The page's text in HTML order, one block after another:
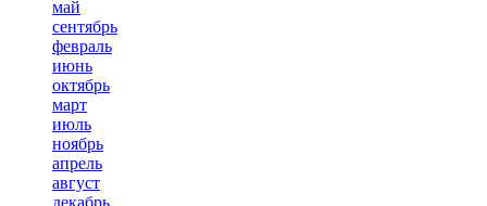
май
сентябрь
февраль
июнь
октябрь
март
июль
ноябрь
апрель
август
декабрь